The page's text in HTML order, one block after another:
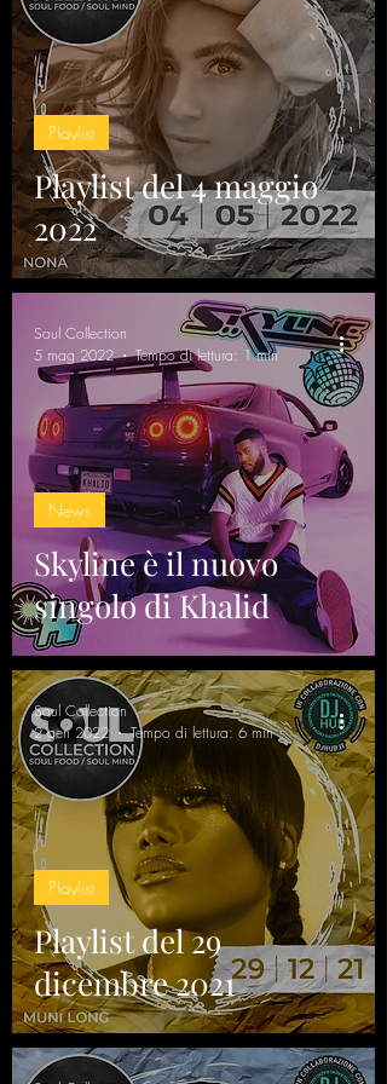
Playlist del 4 maggio
2022
Playlist
Skyline è il nuovo
singolo di Khalid
News
Soul Collection
5 mag 2022
Tempo di lettura: 1 min
Playlist del 29
dicembre 2021
Playlist
Soul Collection
2 gen 2022
Tempo di lettura: 6 min